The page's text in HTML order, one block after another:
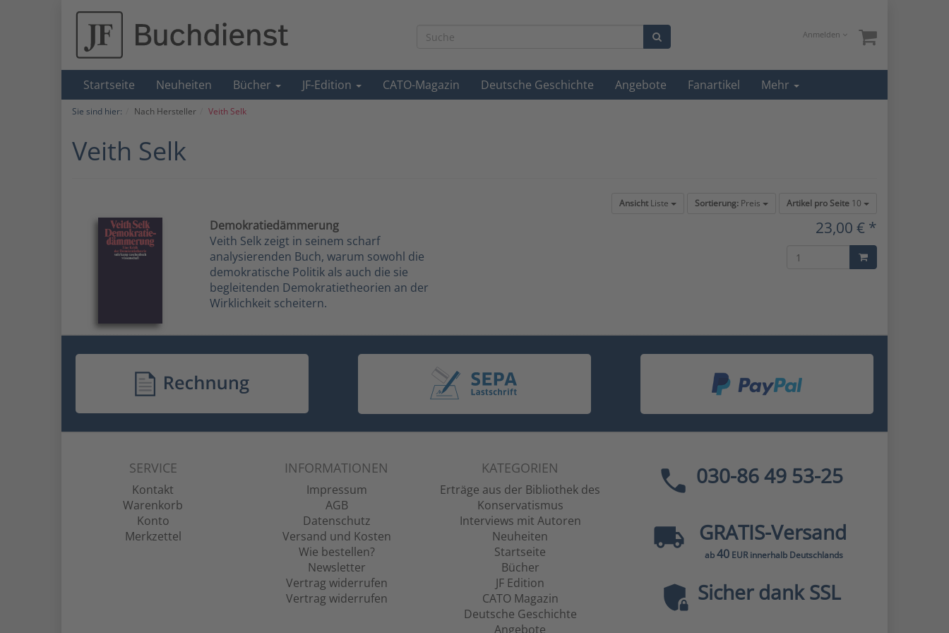
Anmelden
Startseite Neuheiten Bücher JF-Edition CATO-Magazin Deutsche Geschichte Angebote Fanartikel Mehr
Sie sind hier: Nach Hersteller Veith Selk
Veith Selk
AnsichtListe Sortierung: Preis Artikel pro Seite 10
Demokratiedämmerung
Veith Selk zeigt in seinem scharf
analysierenden Buch, warum sowohl die
demokratische Politik als auch die sie
begleitenden Demokratietheorien an der
Wirklichkeit scheitern.
23,00 € *
SERVICE
Kontakt
Warenkorb
Konto
Merkzettel
INFORMATIONEN
Impressum
AGB
Datenschutz
Versand und Kosten
Wie bestellen?
Newsletter
Vertrag widerrufen
Vertrag widerrufen
KATEGORIEN
Erträge aus der Bibliothek des
Konservatismus
Interviews mit Autoren
Neuheiten
Startseite
Bücher
JF Edition
CATO Magazin
Deutsche Geschichte
Angebote
030-86 49 53-25
GRATIS-Versand
ab40EUR innerhalb Deutschlands
Sicher dank SSL